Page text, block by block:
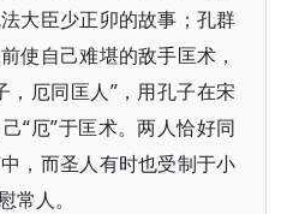
大臣少正卯的故事；孔群
使自己难堪的敌手匡术，
，厄同匡人”，用孔子在宋
“厄”于匡术。两人恰好同
，而圣人有时也受制于小
常人。